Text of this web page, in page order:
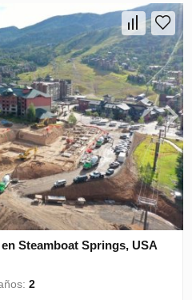
Steamboat Springs, USA
2